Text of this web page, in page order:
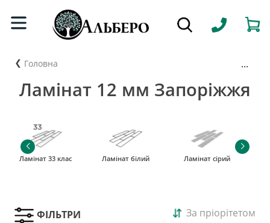
Головна ...
Ламінат 12 мм Запоріжжя
Ламінат 33 клас Ламінат білий Ламінат сірий
ФІЛЬТРИ За пріорітетом